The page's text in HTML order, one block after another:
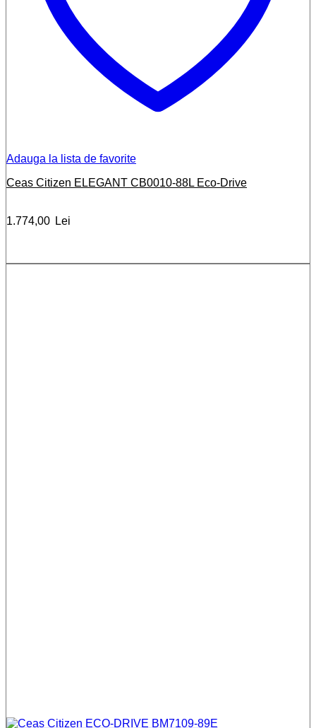
Adauga la lista de favorite
Ceas Citizen ELEGANT CB0010-88L Eco-Drive
1.774,00 Lei